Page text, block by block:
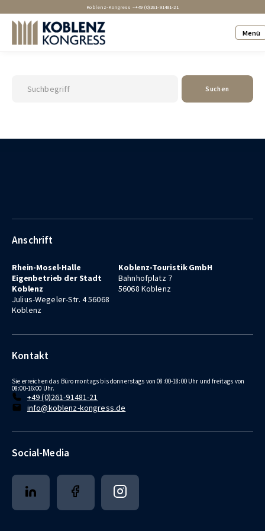
Koblenz-Kongress –+49 (0)261-91481-21
Menü
Suchen
Anschrift
Rhein-Mosel-Halle
Eigenbetrieb der Stadt
Koblenz
Julius-Wegeler-Str. 4 56068
Koblenz
Koblenz-Touristik GmbH
Bahnhofplatz 7
56068 Koblenz
Kontakt
Sie erreichen das Büro montags bis donnerstags von 08:00-18:00 Uhr und freitags von
08:00-16:00 Uhr.
+49 (0)261-91481-21
info@koblenz-kongress.de
Social-Media